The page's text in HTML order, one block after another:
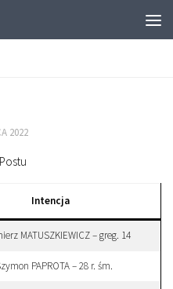
2022
Intencja
MATUSZKIEWICZ – greg. 14
PAPROTA – 28 r. śm.